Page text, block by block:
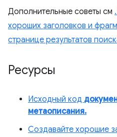
Дополнительные советы см
хороших заголовков и
странице результатов
Ресурсы
Исходный код
метаописания.
Создавайте хорошие